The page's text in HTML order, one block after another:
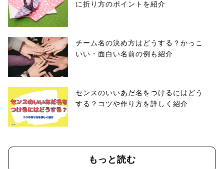
に折り方のポイントを紹介
チーム名の決め方はどうする？かっこ
いい・面白い名前の例も紹介
センスのいいあだ名をつけるにはどう
する？コツや作り方を詳しく紹介
もっと読む